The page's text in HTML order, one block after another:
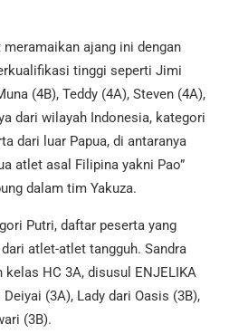
ajang ini dengan
tinggi seperti Jimi
(4B), Teddy (4A), Steven (4A),
dari wilayah Indonesia, kategori
dari luar Papua, di antaranya
atlet asal Filipina yakni Pao”
dalam tim Yakuza.
Putri, daftar peserta yang
atlet-atlet tangguh. Sandra
HC 3A, disusul ENJELIKA
(3A), Lady dari Oasis (3B),
(3B).